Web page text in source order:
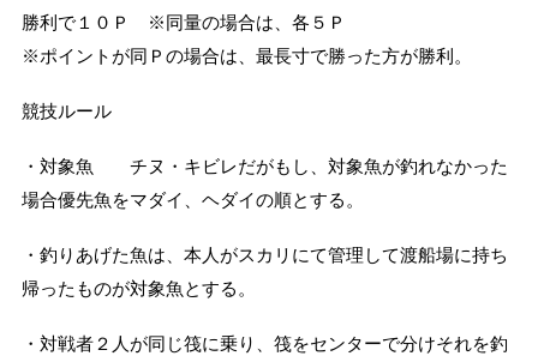
勝利で１０Ｐ ※同量の場合は、各５Ｐ
※ポイントが同Ｐの場合は、最長寸で勝った方が勝利。
競技ルール
・対象魚 チヌ・キビレだがもし、対象魚が釣れなかった
場合優先魚をマダイ、ヘダイの順とする。
・釣りあげた魚は、本人がスカリにて管理して渡船場に持ち
帰ったものが対象魚とする。
・対戦者２人が同じ筏に乗り、筏をセンターで分けそれを釣